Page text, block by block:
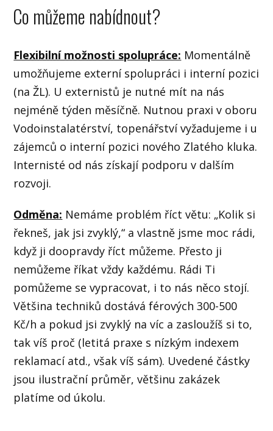
Co můžeme nabídnout?
Flexibilní možnosti spolupráce: Momentálně
umožňujeme externí spolupráci i interní pozici
(na ŽL). U externistů je nutné mít na nás
nejméně týden měsíčně. Nutnou praxi v oboru
Vodoinstalatérství, topenářství vyžadujeme i u
zájemců o interní pozici nového Zlatého kluka.
Internisté od nás získají podporu v dalším
rozvoji.
Odměna: Nemáme problém říct větu: „Kolik si
řekneš, jak jsi zvyklý,“ a vlastně jsme moc rádi,
když ji doopravdy říct můžeme. Přesto ji
nemůžeme říkat vždy každému. Rádi Ti
pomůžeme se vypracovat, i to nás něco stojí.
Většina techniků dostává férových 300-500
Kč/h a pokud jsi zvyklý na víc a zasloužíš si to,
tak víš proč (letitá praxe s nízkým indexem
reklamací atd., však víš sám). Uvedené částky
jsou ilustrační průměr, většinu zakázek
platíme od úkolu.